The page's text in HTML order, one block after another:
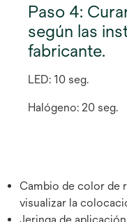
Paso 4:
según las
fabricante.
LED: 10 seg.
Halógeno: 20 seg.
Cambio de color de
visualizar la
Jeringa de